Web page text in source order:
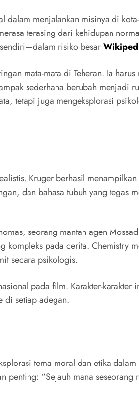
menjalankan misinya di
terasing dari kehidupan
risiko besar
mata-mata di Teheran. Ia
sederhana berubah menjadi
tetapi juga mengeksplorasi
Kruger berhasil
dan bahasa tubuh yang tegas
seorang mantan agen
kompleks pada cerita. Chemistry
secara psikologis.
pada film. Karakter-
di setiap adegan.
tema moral dan etika
penting: “Sejauh mana